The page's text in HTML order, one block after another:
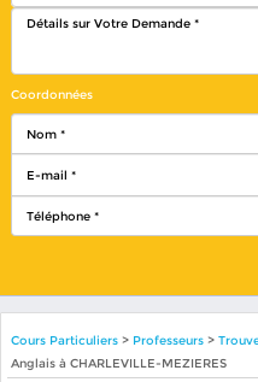
Coordonnées
Cours Particuliers> Professeurs >
Anglais à CHARLEVILLE-MEZIERES